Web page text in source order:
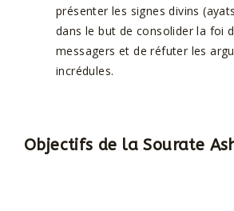
présenter les signes divins
dans le but de consolider la foi
messagers et de réfuter les
incrédules.
Objectifs de la Sourate